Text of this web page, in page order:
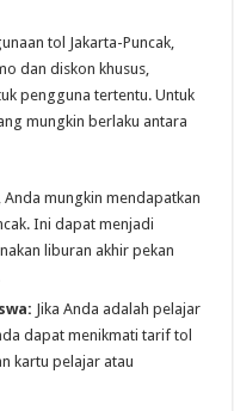
tol Jakarta-Puncak,
dan diskon khusus,
pengguna tertentu. Untuk
mungkin berlaku antara
Anda mungkin mendapatkan
Ini dapat menjadi
liburan akhir pekan
Jika Anda adalah pelajar
dapat menikmati tarif tol
kartu pelajar atau